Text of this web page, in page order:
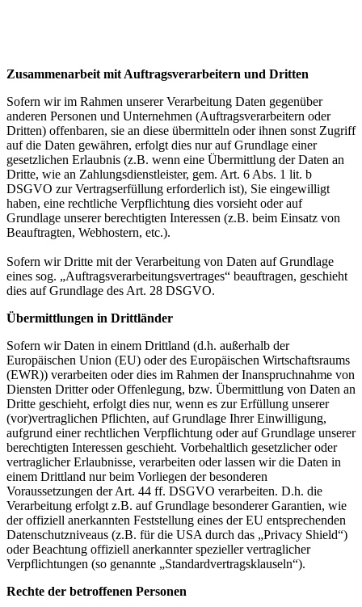
Zusammenarbeit mit Auftragsverarbeitern und Dritten
Sofern wir im Rahmen unserer Verarbeitung Daten gegenüber
anderen Personen und Unternehmen (Auftragsverarbeitern oder
Dritten) offenbaren, sie an diese übermitteln oder ihnen sonst Zugriff
auf die Daten gewähren, erfolgt dies nur auf Grundlage einer
gesetzlichen Erlaubnis (z.B. wenn eine Übermittlung der Daten an
Dritte, wie an Zahlungsdienstleister, gem. Art. 6 Abs. 1 lit. b
DSGVO zur Vertragserfüllung erforderlich ist), Sie eingewilligt
haben, eine rechtliche Verpflichtung dies vorsieht oder auf
Grundlage unserer berechtigten Interessen (z.B. beim Einsatz von
Beauftragten, Webhostern, etc.).
Sofern wir Dritte mit der Verarbeitung von Daten auf Grundlage
eines sog. „Auftragsverarbeitungsvertrages“ beauftragen, geschieht
dies auf Grundlage des Art. 28 DSGVO.
Übermittlungen in Drittländer
Sofern wir Daten in einem Drittland (d.h. außerhalb der
Europäischen Union (EU) oder des Europäischen Wirtschaftsraums
(EWR)) verarbeiten oder dies im Rahmen der Inanspruchnahme von
Diensten Dritter oder Offenlegung, bzw. Übermittlung von Daten an
Dritte geschieht, erfolgt dies nur, wenn es zur Erfüllung unserer
(vor)vertraglichen Pflichten, auf Grundlage Ihrer Einwilligung,
aufgrund einer rechtlichen Verpflichtung oder auf Grundlage unserer
berechtigten Interessen geschieht. Vorbehaltlich gesetzlicher oder
vertraglicher Erlaubnisse, verarbeiten oder lassen wir die Daten in
einem Drittland nur beim Vorliegen der besonderen
Voraussetzungen der Art. 44 ff. DSGVO verarbeiten. D.h. die
Verarbeitung erfolgt z.B. auf Grundlage besonderer Garantien, wie
der offiziell anerkannten Feststellung eines der EU entsprechenden
Datenschutzniveaus (z.B. für die USA durch das „Privacy Shield“)
oder Beachtung offiziell anerkannter spezieller vertraglicher
Verpflichtungen (so genannte „Standardvertragsklauseln“).
Rechte der betroffenen Personen